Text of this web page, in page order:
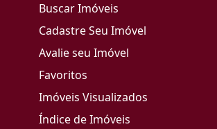
Buscar Imóveis
Cadastre Seu Imóvel
Avalie seu Imóvel
Favoritos
Imóveis Visualizados
Índice de Imóveis